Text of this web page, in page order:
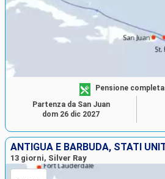
Pensione completa
Partenza da San Juan
dom 26 dic 2027
13 giorni, Silver Ray